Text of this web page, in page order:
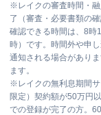
※ レイクの審査時間・
了（審査・必要書類の
確認できる時間は、8時
時）です。時間外や申
通知される場合があり
ます。
※ レイクの無利息期間
限定）契約額が50万円
での登録が完了の方。